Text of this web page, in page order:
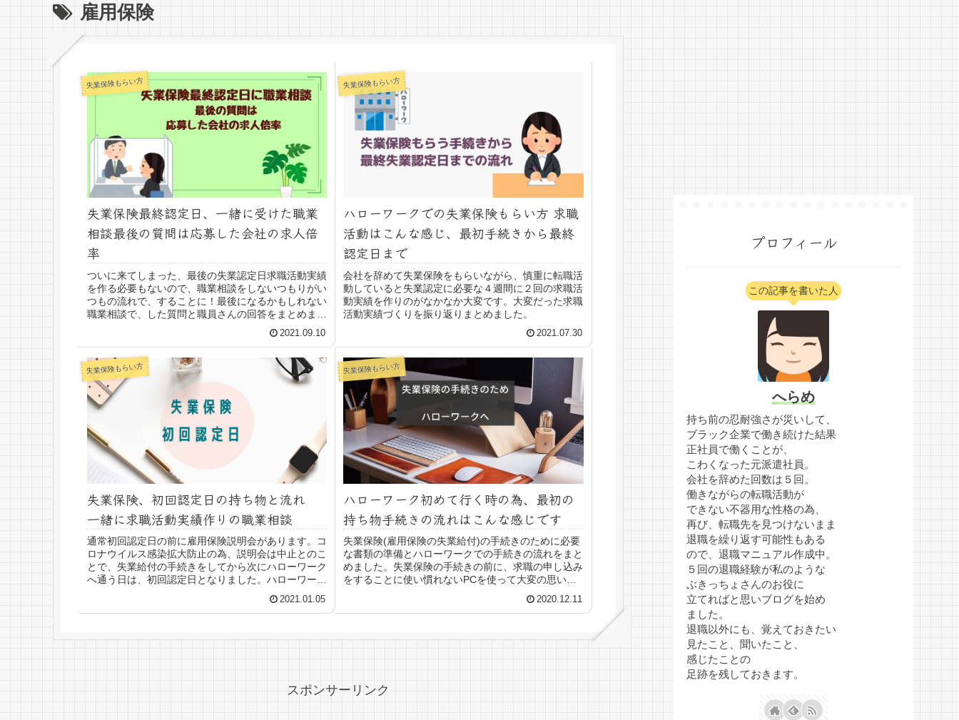
雇用保険
失業保険もらい方
失業保険最終認定日、一緒に受けた職業
相談最後の質問は応募した会社の求人倍
率
ついに来てしまった、最後の失業認定日求職活動実績
を作る必要もないので、職業相談をしないつもりがい
つもの流れで、することに！最後になるかもしれない
職業相談で、した質問と職員さんの回答をまとめまし
た。ちょっとだけ、最終失業認定面談の話も
2021.09.10
失業保険もらい方
ハローワークでの失業保険もらい方 求職
活動はこんな感じ、最初手続きから最終
認定日まで
会社を辞めて失業保険をもらいながら、慎重に転職活
動していると失業認定に必要な４週間に２回の求職活
動実績を作りのがなかなか大変です。大変だった求職
活動実績づくりを振り返りまとめました。
2021.07.30
失業保険もらい方
失業保険、初回認定日の持ち物と流れ
一緒に求職活動実績作りの職業相談
通常初回認定日の前に雇用保険説明会があります。コ
ロナウイルス感染拡大防止の為、説明会は中止とのこ
とで、失業給付の手続きをしてから次にハローワーク
へ通う日は、初回認定日となりました。ハローワーク
2021.01.05
失業保険もらい方
ハローワーク初めて行く時の為、最初の
持ち物手続きの流れはこんな感じです
失業保険(雇用保険の失業給付)の手続きのために必要
な書類の準備とハローワークでの手続きの流れをまと
めました。失業保険の手続きの前に、求職の申し込み
をすることに使い慣れないPCを使って大変の思いで
2020.12.11
スポンサーリンク
プロフィール
この記事を書いた人
へらめ
持ち前の忍耐強さが災いして、
ブラック企業で働き続けた結果
正社員で働くことが、
こわくなった元派遣社員。
会社を辞めた回数は５回。
働きながらの転職活動が
できない不器用な性格の為、
再び、転職先を見つけないまま
退職を繰り返す可能性もある
ので、退職マニュアル作成中。
５回の退職経験が私のような
ぶきっちょさんのお役に
立てればと思いブログを始め
ました。
退職以外にも、覚えておきたい
見たこと、聞いたこと、
感じたことの
足跡を残しておきます。